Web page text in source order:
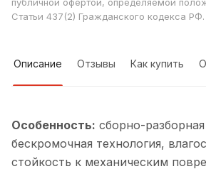
публичной офертой, определяемой
Статьи 437(2) Гражданского кодекса РФ.
Описание Отзывы Как купить
Особенность: cборно-
бескромочная технология,
стойкость к механическим